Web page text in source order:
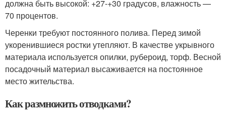
должна быть высокой: +27-+30 градусов, влажность —
70 процентов.
Черенки требуют постоянного полива. Перед зимой
укоренившиеся ростки утепляют. В качестве укрывного
материала используется опилки, рубероид, торф. Весной
посадочный материал высаживается на постоянное
место жительства.
Как размножить отводками?